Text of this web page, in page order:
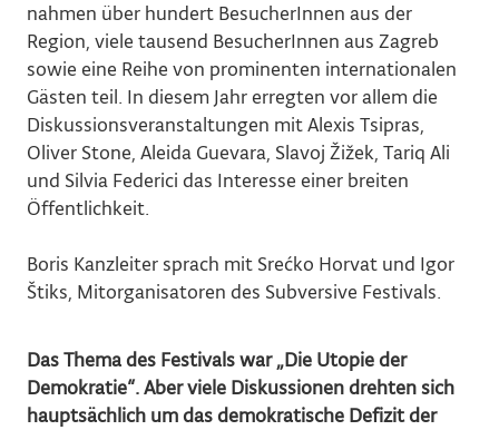
nahmen über hundert BesucherInnen aus der
Region, viele tausend BesucherInnen aus Zagreb
sowie eine Reihe von prominenten internationalen
Gästen teil. In diesem Jahr erregten vor allem die
Diskussionsveranstaltungen mit Alexis Tsipras,
Oliver Stone, Aleida Guevara, Slavoj Žižek, Tariq Ali
und Silvia Federici das Interesse einer breiten
Öffentlichkeit.
Boris Kanzleiter sprach mit Srećko Horvat und Igor
Štiks, Mitorganisatoren des Subversive Festivals.
Das Thema des Festivals war „Die Utopie der
Demokratie“. Aber viele Diskussionen drehten sich
hauptsächlich um das demokratische Defizit der